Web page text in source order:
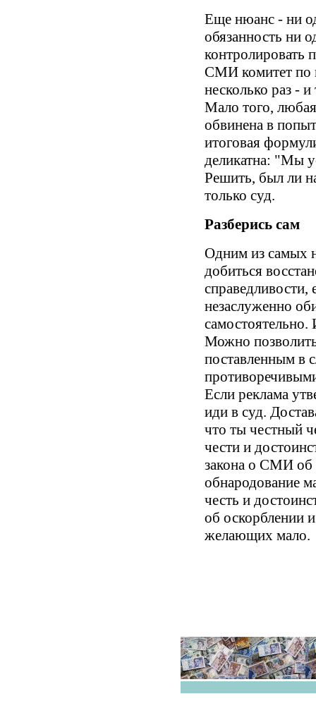
Еще нюанс - ни
обязанность ни
контролировать
СМИ комитет по
несколько раз -
Мало того,
обвинена в
итоговая
деликатна: "Мы
Решить, был ли
только суд.
Разберись сам
Одним из самых
добиться
справедливости,
незаслуженно
Можно
поставленным в
Если реклама
иди в суд.
что ты честный
чести и
закона о СМИ об
обнародование
честь и
об оскорблении
желающих мало.